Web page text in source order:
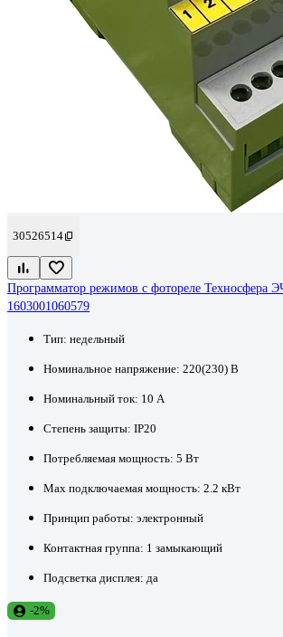
30526514
Программатор режимов с фотореле Техносфера
1603001060579
Тип: недельный
Номинальное напряжение: 220(230) В
Номинальный ток: 10 А
Степень защиты: IP20
Потребляемая мощность: 5 Вт
Max подключаемая мощность: 2.2 кВт
Принцип работы: электронный
Контактная группа: 1 замыкающий
Подсветка дисплея: да
-2%